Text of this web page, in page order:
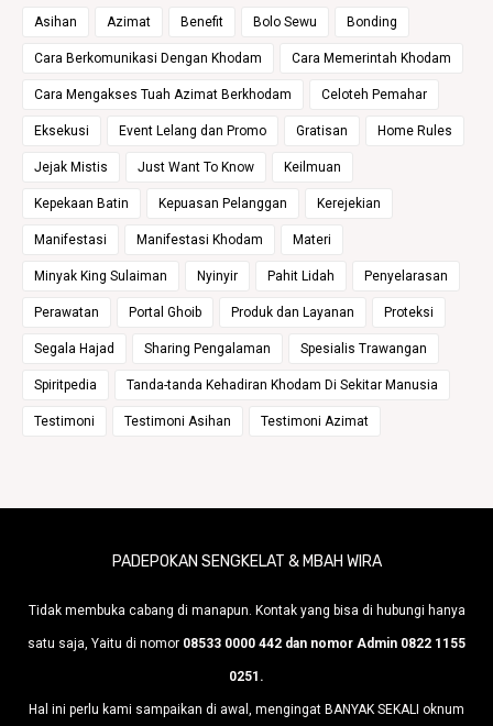
Asihan Azimat Benefit Bolo Sewu Bonding
Cara Berkomunikasi Dengan Khodam Cara Memerintah Khodam
Cara Mengakses Tuah Azimat Berkhodam Celoteh Pemahar
Eksekusi Event Lelang dan Promo Gratisan Home Rules
Jejak Mistis Just Want To Know Keilmuan
Kepekaan Batin Kepuasan Pelanggan Kerejekian
Manifestasi Manifestasi Khodam Materi
Minyak King Sulaiman Nyinyir Pahit Lidah Penyelarasan
Perawatan Portal Ghoib Produk dan Layanan Proteksi
Segala Hajad Sharing Pengalaman Spesialis Trawangan
Spiritpedia Tanda-tanda Kehadiran Khodam Di Sekitar Manusia
Testimoni Testimoni Asihan Testimoni Azimat
PADEPOKAN SENGKELAT & MBAH WIRA
Tidak membuka cabang di manapun. Kontak yang bisa di hubungi hanya
satu saja, Yaitu di nomor 08533 0000 442 dan nomor Admin 0822 1155
0251.
Hal ini perlu kami sampaikan di awal, mengingat BANYAK SEKALI oknum